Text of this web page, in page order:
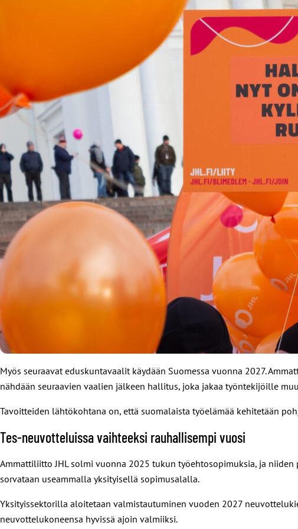
Myös seuraavat eduskuntavaalit käydään Suomessa vuonna 2027.
nähdään seuraavien vaalien jälkeen hallitus, joka jakaa työntekijöille
Tavoitteiden lähtökohtana on, että suomalaista työelämää kehitetään
Tes-neuvotteluissa vaihteeksi rauhallisempi vuosi
Ammattiliitto JHL solmi vuonna 2025 tukun työehtosopimuksia, ja
sorvataan useammalla yksityisellä sopimusalalla.
Yksityissektorilla aloitetaan valmistautuminen vuoden 2027
neuvottelukoneensa hyvissä ajoin valmiiksi.